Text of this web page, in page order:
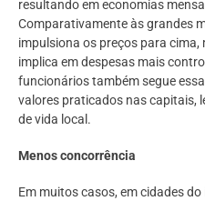
resultando em economias
Comparativamente às grandes
impulsiona os preços para
implica em despesas mais
funcionários também segue
valores praticados nas capitais,
de vida local.
Menos concorrência
Em muitos casos, em cidades